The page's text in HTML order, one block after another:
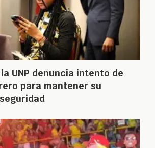
UNP denuncia intento de
para mantener su